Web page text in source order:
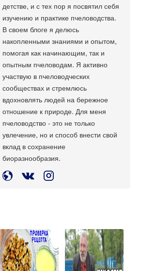
детстве, и с тех пор я посвятил себя
изучению и практике пчеловодства.
В своем блоге я делюсь
накопленными знаниями и опытом,
помогая как начинающим, так и
опытным пчеловодам. Я активно
участвую в пчеловодческих
сообществах и стремлюсь
вдохновлять людей на бережное
отношение к природе. Для меня
пчеловодство - это не только
увлечение, но и способ внести свой
вклад в сохранение
биоразнообразия.